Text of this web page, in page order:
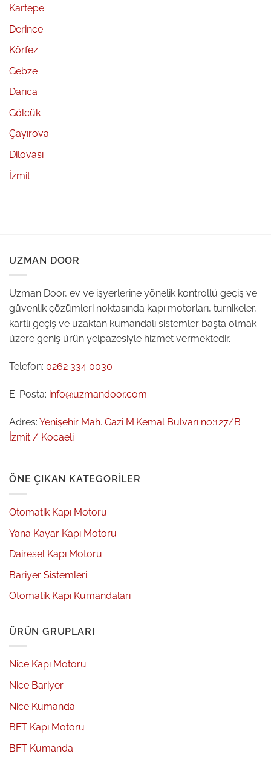
Kartepe
Derince
Körfez
Gebze
Darıca
Gölcük
Çayırova
Dilovası
İzmit
UZMAN DOOR
Uzman Door, ev ve işyerlerine yönelik kontrollü geçiş ve
güvenlik çözümleri noktasında kapı motorları, turnikeler,
kartlı geçiş ve uzaktan kumandalı sistemler başta olmak
üzere geniş ürün yelpazesiyle hizmet vermektedir.
Telefon: 0262 334 0030
E-Posta: info@uzmandoor.com
Adres: Yenişehir Mah. Gazi M.Kemal Bulvarı no:127/B
İzmit / Kocaeli
ÖNE ÇIKAN KATEGORILER
Otomatik Kapı Motoru
Yana Kayar Kapı Motoru
Dairesel Kapı Motoru
Bariyer Sistemleri
Otomatik Kapı Kumandaları
ÜRÜN GRUPLARI
Nice Kapı Motoru
Nice Bariyer
Nice Kumanda
BFT Kapı Motoru
BFT Kumanda